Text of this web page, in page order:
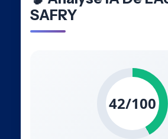
SAFRY
42/100